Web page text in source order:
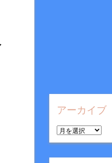
アーカイブ
ア
ー
カ